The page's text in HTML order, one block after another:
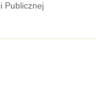
Publicznej